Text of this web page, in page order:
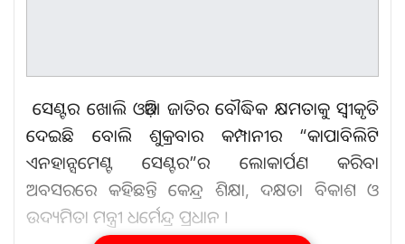
ସେଣ୍ଟର ଖୋଲି ଓଡ଼ିଆ ଜାତିର ବୌଦ୍ଧିକ କ୍ଷମତାକୁ ସ୍ୱୀକୃତି
ଦେଇଛି ବୋଲି ଶୁକ୍ରବାର କମ୍ପାନୀର “କାପାବିଲିଟି
ଏନହାନ୍ସମେଣ୍ଟ ସେଣ୍ଟର”ର ଲୋକାର୍ପଣ କରିବା
ଅବସରରେ କହିଛନ୍ତି କେନ୍ଦ୍ର ଶିକ୍ଷା, ଦକ୍ଷତା ବିକାଶ ଓ
ଉଦ୍ୟମିତା ମନ୍ତ୍ରୀ ଧର୍ମେନ୍ଦ୍ର ପ୍ରଧାନ ।